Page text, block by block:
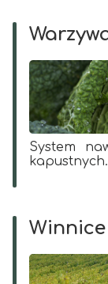
System
kapustnych.
Winnice